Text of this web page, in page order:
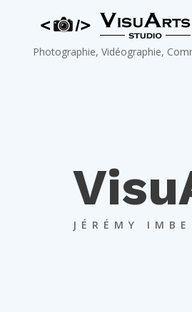
Photographie, Vidéographie,
JÉRÉMY